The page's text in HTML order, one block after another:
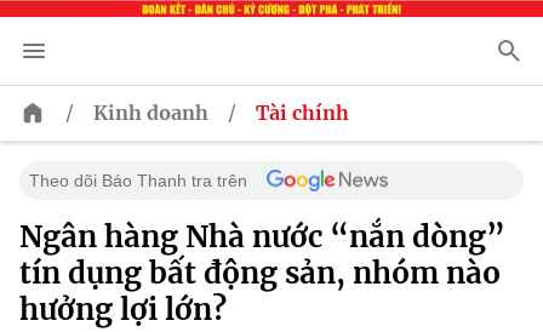
/ Kinh doanh / Tài chính
Theo dõi Báo Thanh tra trên
Ngân hàng Nhà nước “nắn dòng”
tín dụng bất động sản, nhóm nào
hưởng lợi lớn?